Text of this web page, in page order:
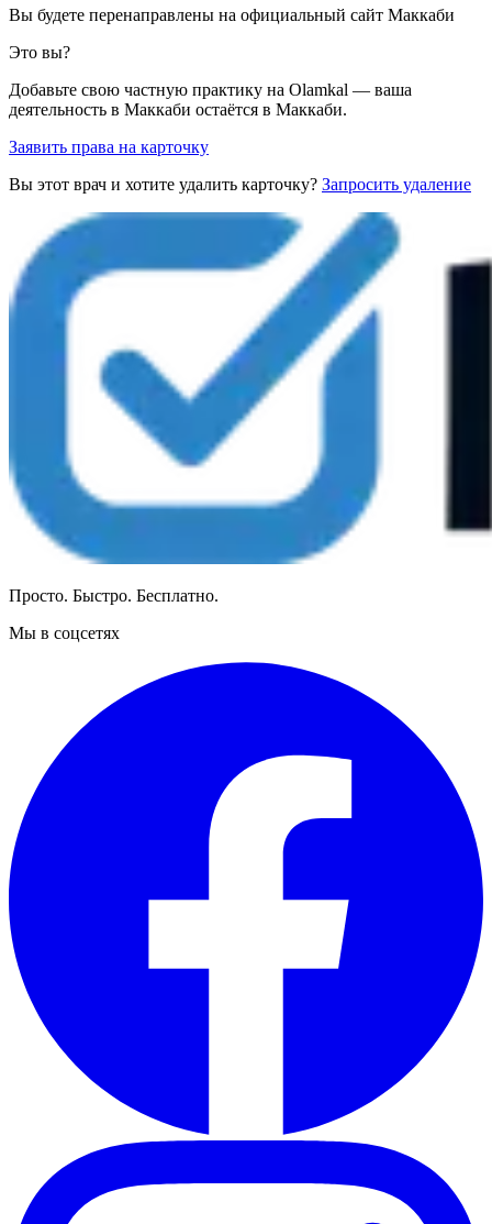
Вы будете перенаправлены на официальный сайт Маккаби
Это вы?
Добавьте свою частную практику на Olamkal — ваша
деятельность в Маккаби остаётся в Маккаби.
Заявить права на карточку
Вы этот врач и хотите удалить карточку? Запросить удаление
Просто. Быстро. Бесплатно.
Мы в соцсетях